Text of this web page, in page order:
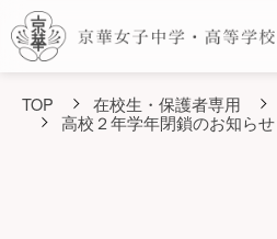
TOP 在校生・保護者専用
高校２年学年閉鎖のお知らせ